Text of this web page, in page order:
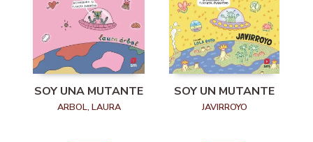
SOY UNA MUTANTE
ARBOL, LAURA
SOY UN MUTANTE
JAVIRROYO